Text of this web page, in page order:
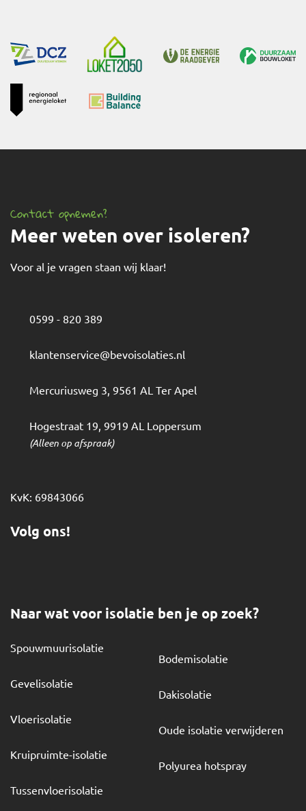
Contact opnemen?
Meer weten over isoleren?
Voor al je vragen staan wij klaar!
0599 - 820 389
klantenservice@bevoisolaties.nl
Mercuriusweg 3, 9561 AL Ter Apel
Hogestraat 19, 9919 AL Loppersum
(Alleen op afspraak)
KvK: 69843066
Volg ons!
Naar wat voor isolatie ben je op zoek?
Spouwmuurisolatie
Gevelisolatie
Vloerisolatie
Kruipruimte-isolatie
Tussenvloerisolatie
Bodemisolatie
Dakisolatie
Oude isolatie verwijderen
Polyurea hotspray